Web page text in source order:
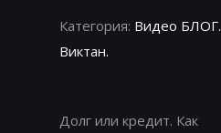
Категория: Видео БЛОГ.
Виктан.
Долг или кредит. Как